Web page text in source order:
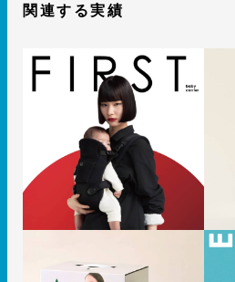
関連する実績